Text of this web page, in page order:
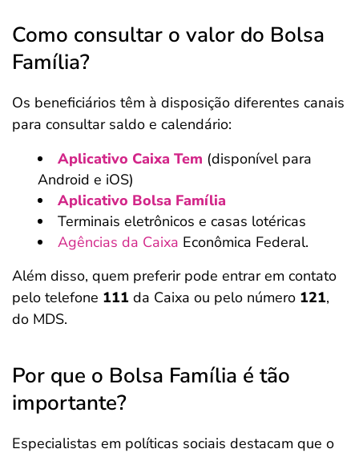
Como consultar o valor do Bolsa
Família?
Os beneficiários têm à disposição diferentes canais
para consultar saldo e calendário:
Aplicativo Caixa Tem (disponível para
Android e iOS)
Aplicativo Bolsa Família
Terminais eletrônicos e casas lotéricas
Agências da Caixa Econômica Federal.
Além disso, quem preferir pode entrar em contato
pelo telefone 111 da Caixa ou pelo número 121,
do MDS.
Por que o Bolsa Família é tão
importante?
Especialistas em políticas sociais destacam que o